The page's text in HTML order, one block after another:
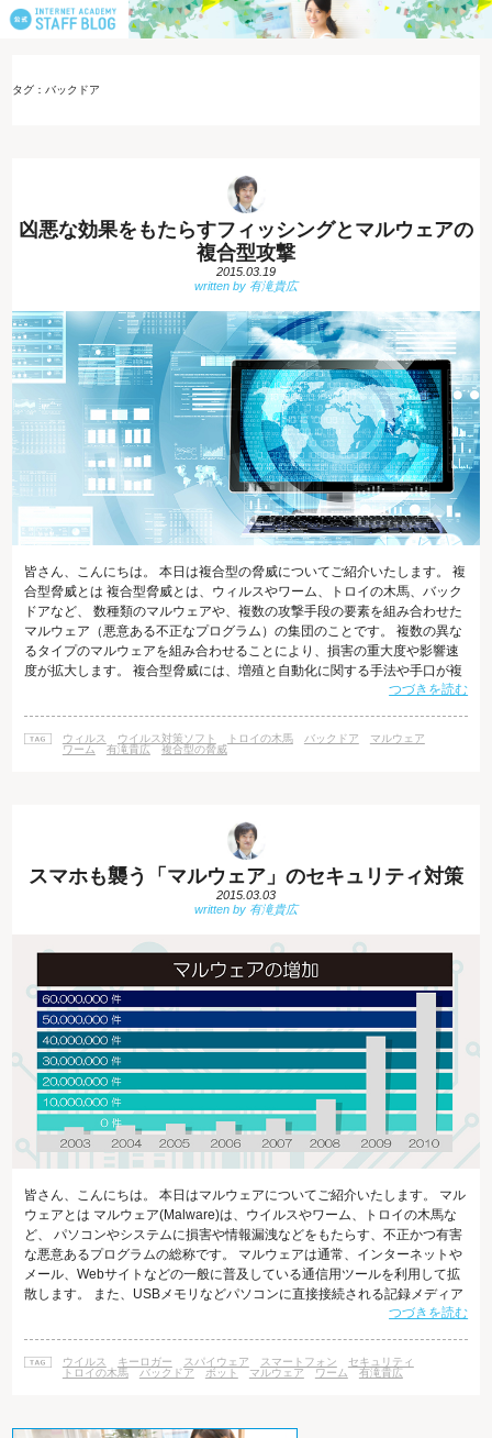
タグ：バックドア
凶悪な効果をもたらすフィッシングとマルウェアの
複合型攻撃
2015.03.19
皆さん、こんにちは。 本日は複合型の脅威についてご紹介いたします。 複
合型脅威とは 複合型脅威とは、ウィルスやワーム、トロイの木馬、バック
ドアなど、 数種類のマルウェアや、複数の攻撃手段の要素を組み合わせた
マルウェア（悪意ある不正なプログラム）の集団のことです。 複数の異な
るタイプのマルウェアを組み合わせることにより、損害の重大度や影響速
度が拡大します。 複合型脅威には、増殖と自動化に関する手法や手口が複
数組み込まれ、単体のマルウェアよりも凶悪な効果をもたらします。 複合
型攻撃をご紹介します。 攻撃者はまず、正規のWebサイトを装い、スマー
トフォン向けのアプリケーションを配布している旨の広告を出します。 広
つづきを読む
ウィルス ウイルス対策ソフト トロイの木馬 バックドア
マルウェア
ワーム
有滝貴広 複合型の脅威
スマホも襲う「マルウェア」のセキュリティ対策
2015.03.03
皆さん、こんにちは。 本日はマルウェアについてご紹介いたします。 マル
ウェアとは マルウェア(Malware)は、ウイルスやワーム、トロイの木馬な
ど、 パソコンやシステムに損害や情報漏洩などをもたらす、不正かつ有害
な悪意あるプログラムの総称です。 マルウェアは通常、インターネットや
メール、Webサイトなどの一般に普及している通信用ツールを利用して拡
散します。 また、USBメモリなどパソコンに直接接続される記録メディア
に潜んだり、 スマホアプリとしてダウンロードされたプログラムの中に紛
個人に至るまで幅広く、 情報化社会に生きる私たちは皆、自分が使う電子
機器がウィルス感染のリスクにさらされていると言っても過言ではありま
つづきを読む
ウイルス キーロガー スパイウェア スマートフォン
セキュリティ
トロイの木馬
バックドア ボット マルウェア ワーム 有滝貴広